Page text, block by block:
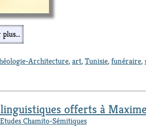
Architecture,art,Tunisie,funéraire,
offerts à
Chamito-Sémitiques